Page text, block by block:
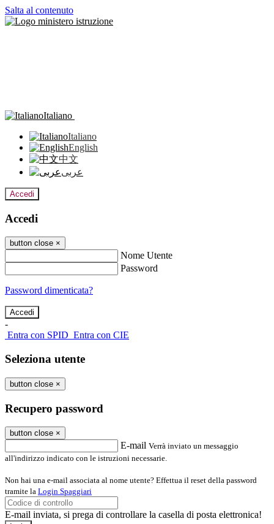
Salta al contenuto
Italiano
Italiano
English
中文
عربى
Accedi
Accedi
button close ×
Nome Utente
Password
Password dimenticata?
-
Entra con SPID Entra con CIE
Seleziona utente
button close ×
Recupero password
button close ×
E-mail Verrà inviato un messaggio
all'indirizzo indicato con le istruzioni necessarie.
Non hai una e-mail associata al nome utente? Effettua il reset della password
tramite la Login Spaggiari
E-mail inviata, si prega di controllare la casella di posta elettronica!